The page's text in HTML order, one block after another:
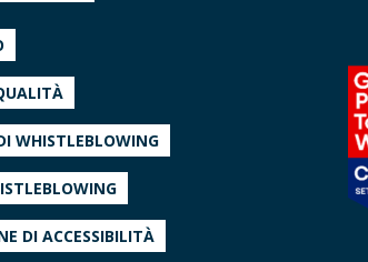
WHISTLEBLOWING
DI ACCESSIBILITÀ